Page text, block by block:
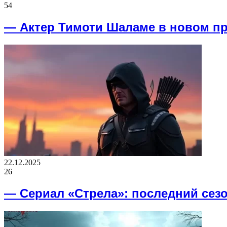
54
— Актер Тимоти Шаламе в новом
22.12.2025
26
— Сериал «Стрела»: последний